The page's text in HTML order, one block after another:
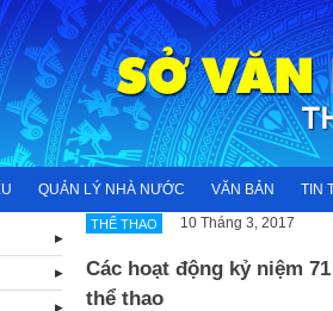
QUẢN LÝ NHÀ NƯỚC VĂN BẢN TIN
THỂ THAO 10 Tháng 3, 2017
Các hoạt động kỷ niệm
thể thao